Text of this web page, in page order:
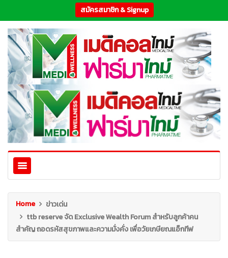
สมัครสมาชิก & Signup
Home
ข่าวเด่น
ttb reserve จัด Exclusive Wealth Forum สำหรับลูกค้าคน
สำคัญ ถอดรหัสสุขภาพและความมั่งคั่ง เพื่อวัยเกษียณแอ็กทีฟ